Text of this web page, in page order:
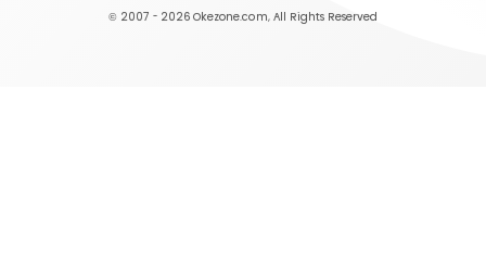
© 2007 - 2026 Okezone.com, All Rights Reserved